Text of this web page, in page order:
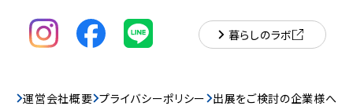
暮らしのラボ
運営会社概要 プライバシーポリシー 出展をご検討の企業様へ